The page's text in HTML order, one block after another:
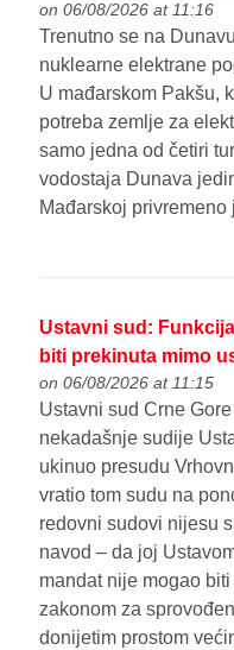
on 06/08/2026 at 11:16
Trenutno se na
nuklearne elektrane
U mađarskom Pakšu,
potreba zemlje za
samo jedna od četiri
vodostaja Dunava
Mađarskoj
Ustavni sud:
biti prekinuta mimo
on 06/08/2026 at 11:15
Ustavni sud Crne
nekadašnje sudije
ukinuo presudu
vratio tom sudu na
redovni sudovi nijesu
navod – da joj
mandat nije mogao
zakonom za
donijetim prostom